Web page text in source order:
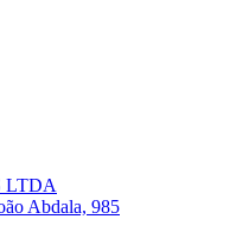
LTDA
Abdala, 985